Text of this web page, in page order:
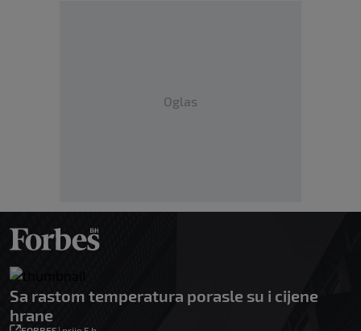
Oglas
Sa rastom temperatura porasle su i cijene
hrane